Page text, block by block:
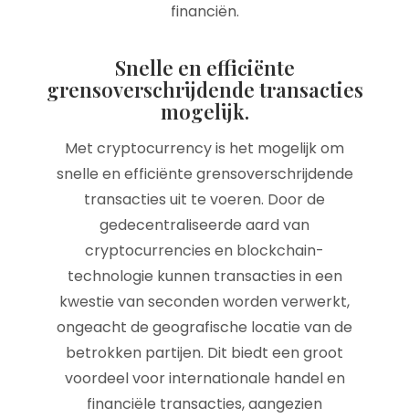
financiën.
Snelle en efficiënte
grensoverschrijdende transacties
mogelijk.
Met cryptocurrency is het mogelijk om
snelle en efficiënte grensoverschrijdende
transacties uit te voeren. Door de
gedecentraliseerde aard van
cryptocurrencies en blockchain-
technologie kunnen transacties in een
kwestie van seconden worden verwerkt,
ongeacht de geografische locatie van de
betrokken partijen. Dit biedt een groot
voordeel voor internationale handel en
financiële transacties, aangezien